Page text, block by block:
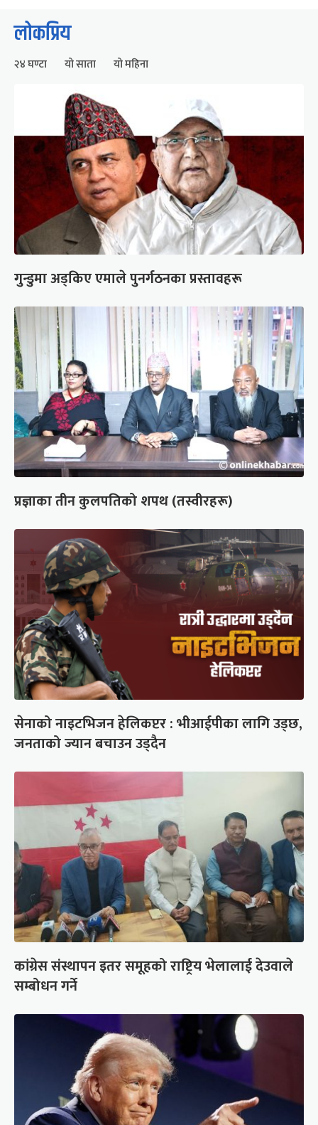
लोकप्रिय
२४ घण्टा यो साता यो महिना
गुन्डुमा अड्किए एमाले पुनर्गठनका प्रस्तावहरू
प्रज्ञाका तीन कुलपतिको शपथ (तस्वीरहरू)
सेनाको नाइटभिजन हेलिकप्टर : भीआईपीका लागि उड्छ,
जनताको ज्यान बचाउन उड्दैन
कांग्रेस संस्थापन इतर समूहको राष्ट्रिय भेलालाई देउवाले
सम्बोधन गर्ने